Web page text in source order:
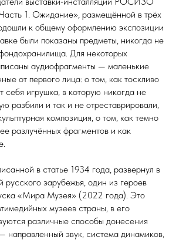
1. Ожидание», размещённой в трёх
к общему оформлению экспозиции
были показаны предметы, никогда не
Для некоторых
аудио­фрагменты — маленькие
от первого лица: о том, как тоскливо
себя игрушка, в которую никогда не
разбили и так и не отреставрировали,
композиция, о том, как темно
разлучённых фрагментов и как
в статье 1934 года, развернул в
русского зарубежья, один из героев
«Мира Музея» (2022 года). Это
музеев страны, в его
различные способы донесения
направленный звук, система динамиков,